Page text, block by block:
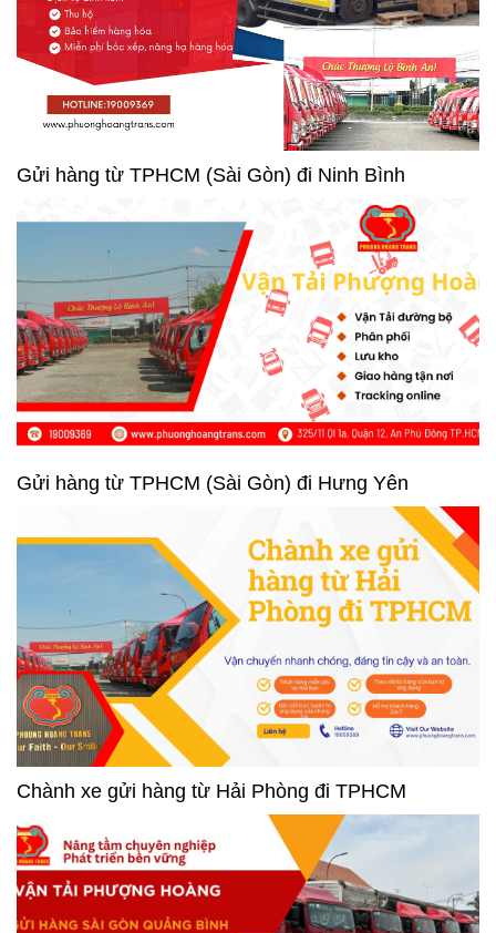
Gửi hàng từ TPHCM (Sài Gòn) đi Ninh Bình
Gửi hàng từ TPHCM (Sài Gòn) đi Hưng Yên
Chành xe gửi hàng từ Hải Phòng đi TPHCM